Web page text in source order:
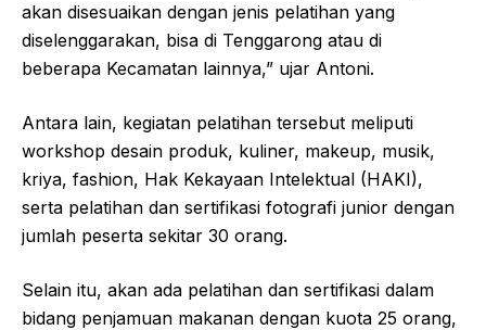
akan disesuaikan dengan jenis pelatihan yang
diselenggarakan, bisa di Tenggarong atau di
beberapa Kecamatan lainnya,” ujar Antoni.
Antara lain, kegiatan pelatihan tersebut meliputi
workshop desain produk, kuliner, makeup, musik,
kriya, fashion, Hak Kekayaan Intelektual (HAKI),
serta pelatihan dan sertifikasi fotografi junior dengan
jumlah peserta sekitar 30 orang.
Selain itu, akan ada pelatihan dan sertifikasi dalam
bidang penjamuan makanan dengan kuota 25 orang,